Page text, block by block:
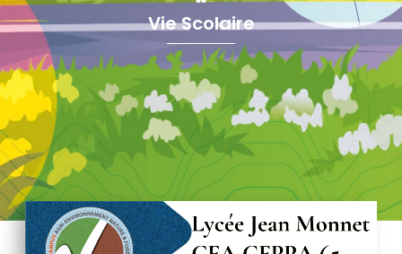
Vie Scolaire